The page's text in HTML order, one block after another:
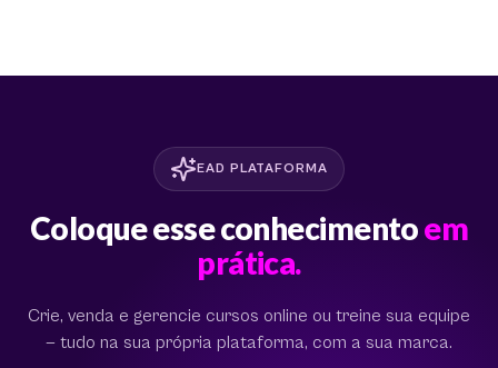
EAD PLATAFORMA
Coloque esse conhecimentoem
prática.
Crie, venda e gerencie cursos online ou treine sua equipe
— tudo na sua própria plataforma, com a sua marca.